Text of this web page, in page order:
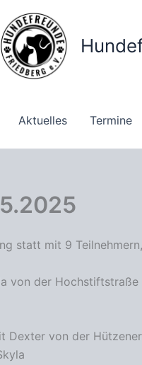
Aktuelles Termine
statt mit 9
von der Hochstiftstraße
Dexter von der